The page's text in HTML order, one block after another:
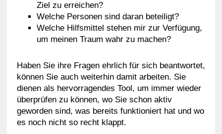
Ziel zu erreichen?
Welche Personen sind daran beteiligt?
Welche Hilfsmittel stehen mir zur Verfügung,
um meinen Traum wahr zu machen?
Haben Sie ihre Fragen ehrlich für sich beantwortet,
können Sie auch weiterhin damit arbeiten. Sie
dienen als hervorragendes Tool, um immer wieder
überprüfen zu können, wo Sie schon aktiv
geworden sind, was bereits funktioniert hat und wo
es noch nicht so recht klappt.